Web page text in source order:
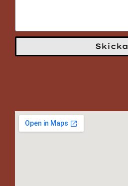
Skicka